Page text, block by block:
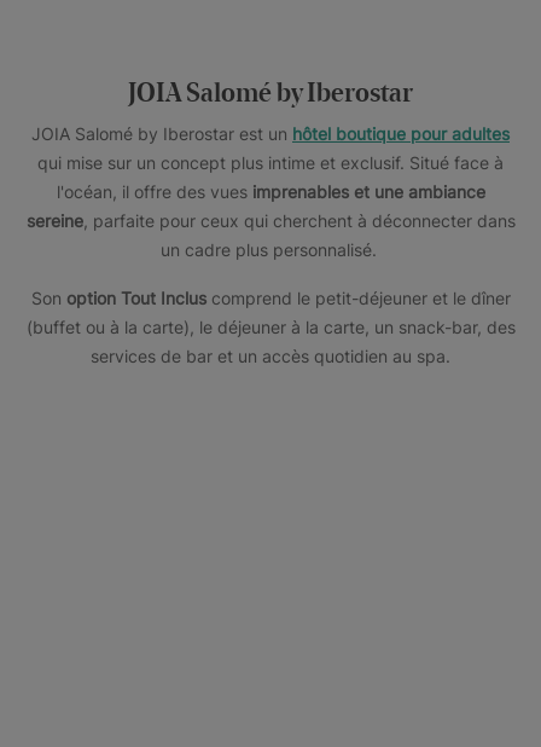
JOIA Salomé by Iberostar
JOIA Salomé by Iberostar est un hôtel boutique pour adultes
qui mise sur un concept plus intime et exclusif. Situé face à
l'océan, il offre des vuesimprenables et une ambiance
sereine, parfaite pour ceux qui cherchent à déconnecter dans
un cadre plus personnalisé.
Son option Tout Incluscomprend le petit-déjeuner et le dîner
(buffet ou à la carte), le déjeuner à la carte, un snack-bar, des
services de bar et un accès quotidien au spa.